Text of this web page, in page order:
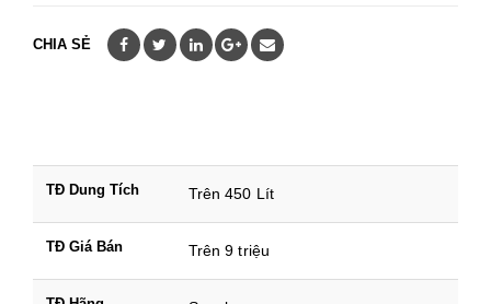
CHIA SẺ
TĐ Dung Tích Trên 450 Lít
TĐ Giá Bán Trên 9 triệu